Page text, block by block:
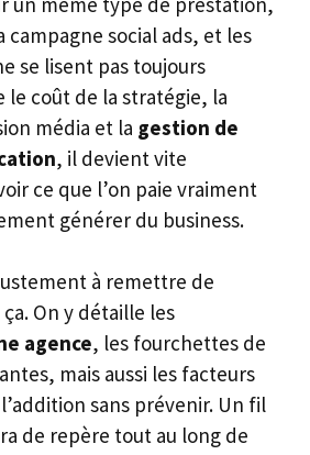
campagne social ads, et les
se lisent pas toujours
le coût de la stratégie, la
média et la gestion de
, il devient vite
ce que l’on paie vraiment
générer du business.
à remettre de
On y détaille les
agence, les fourchettes de
mais aussi les facteurs
sans prévenir. Un fil
de repère tout au long de